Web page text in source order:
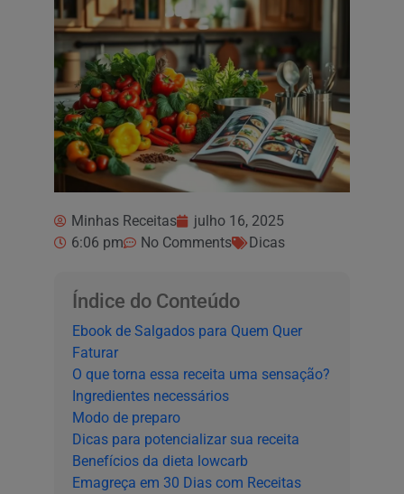
Minhas Receitas
julho 16, 2025
6:06 pm
No Comments Dicas
Índice do Conteúdo
Ebook de Salgados para Quem Quer
Faturar
O que torna essa receita uma sensação?
Ingredientes necessários
Modo de preparo
Dicas para potencializar sua receita
Benefícios da dieta lowcarb
Emagreça em 30 Dias com Receitas